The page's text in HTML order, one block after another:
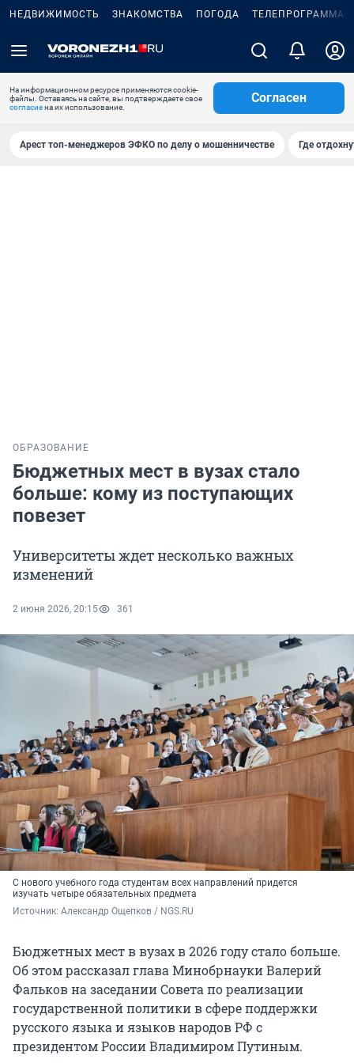
НЕДВИЖИМОСТЬ ЗНАКОМСТВА ПОГОДА ТЕЛЕПРОГРАММА
На информационном ресурсе применяются cookie-
файлы. Оставаясь на сайте, вы подтверждаете свое
согласиена их использование.
Согласен
Арест топ-менеджеров ЭФКО по делу о мошенничестве Где
ОБРАЗОВАНИЕ
Бюджетных мест в вузах стало
больше: кому из поступающих
повезет
Университеты ждет несколько важных
изменений
2 июня 2026, 20:15 361
С нового учебного года студентам всех направлений придется
изучать четыре обязательных предмета
Источник: Александр Ощепков / NGS.RU
Бюджетных мест в вузах в 2026 году стало больше.
Об этом рассказал глава Минобрнауки Валерий
Фальков на заседании Совета по реализации
государственной политики в сфере поддержки
русского языка и языков народов РФ с
президентом России Владимиром Путиным.